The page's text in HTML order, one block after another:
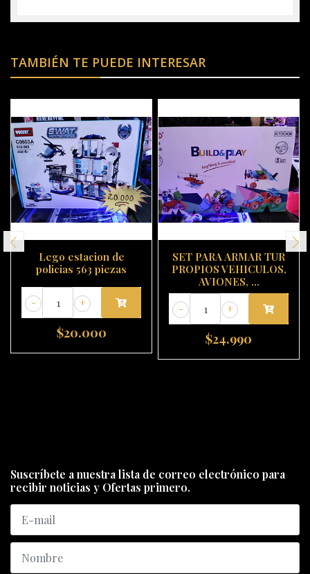
TAMBIÉN TE PUEDE INTERESAR
Lego estacion de
policias 563 piezas
+
-
$20.000
SET PARA ARMAR TUR
PROPIOS VEHICULOS,
AVIONES, ...
+
-
$24.990
Suscríbete a nuestra lista de correo electrónico para
recibir noticias y Ofertas primero.